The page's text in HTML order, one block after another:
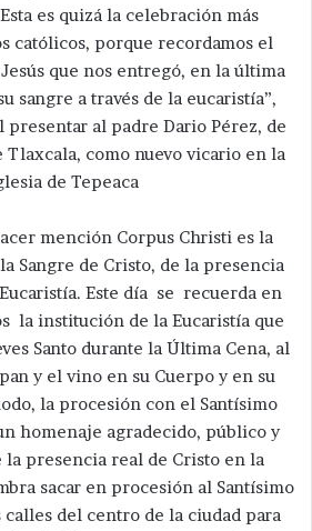
es quizá la celebración más
católicos, porque recordamos el
que nos entregó, en la última
sangre a través de la eucaristía”,
presentar al padre Dario Pérez, de
Tlaxcala, como nuevo vicario en la
de Tepeaca
mención Corpus Christi es la
Sangre de Cristo, de la presencia
Este día se recuerda en
la institución de la Eucaristía que
Santo durante la Última Cena, al
y el vino en su Cuerpo y en su
la procesión con el Santísimo
homenaje agradecido, público y
presencia real de Cristo en la
sacar en procesión al Santísimo
calles del centro de la ciudad para